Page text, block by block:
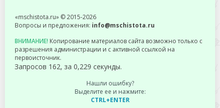
«mschistota.ru» © 2015-2026
Вопросы и предложения: info@mschistota.ru
ВНИМАНИЕ! Копирование материалов сайта возможно только с
разрешения администрации и с активной ссылкой на
первоисточник.
Запросов 162, за 0,229 секунды.
Нашли ошибку?
Выделите ее и нажмите:
CTRL+ENTER